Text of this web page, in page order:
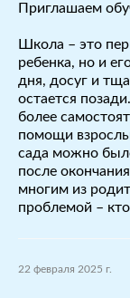
Приглашаем
Школа – это
ребенка, но и
дня, досуг и
остается
более
помощи
сада можно
после
многим из
проблемой –
22 февраля 2025 г.